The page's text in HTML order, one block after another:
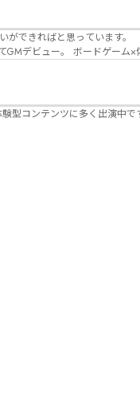
型コンテンツに多く出演中で